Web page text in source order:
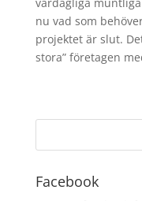
nu vad som
projektet är slut.
stora” företagen
Facebook